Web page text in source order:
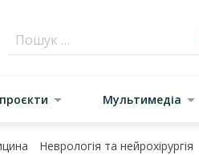
Мультимедіа
Неврологія та нейрохірургія